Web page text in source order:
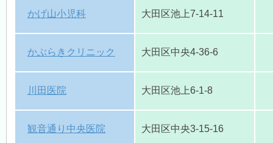
かげ山小児科 大田区池上7-14-11
かぶらきクリニック 大田区中央4-36-6
川田医院 大田区池上6-1-8
観音通り中央医院 大田区中央3-15-16